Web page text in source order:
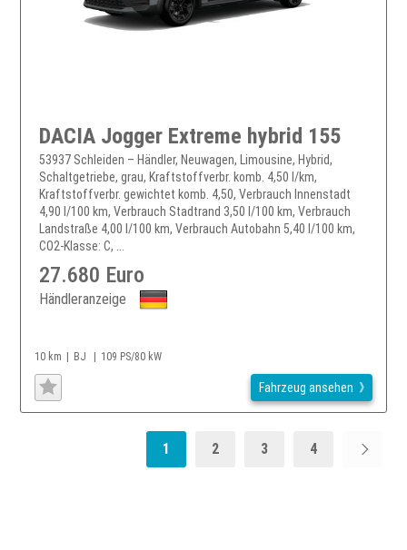
DACIA Jogger Extreme hybrid 155
53937 Schleiden – Händler, Neuwagen, Limousine, Hybrid,
Schaltgetriebe, grau, Kraftstoffverbr. komb. 4,50 l/km,
Kraftstoffverbr. gewichtet komb. 4,50, Verbrauch Innenstadt
4,90 l/100 km, Verbrauch Stadtrand 3,50 l/100 km, Verbrauch
Landstraße 4,00 l/100 km, Verbrauch Autobahn 5,40 l/100 km,
CO2-Klasse: C, ...
27.680 Euro
Händleranzeige
10 km BJ 109 PS/80 kW
Fahrzeug ansehen
1 2 3 4